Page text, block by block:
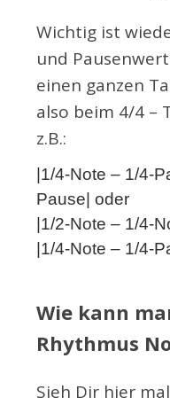
Wichtig ist
und
einen ganzen
also beim 4/4 –
z.B.:
|1/4-Note – 1/4-
Pause| oder
|1/2-Note – 1/4-
|1/4-Note – 1/4-
Wie kann
Rhythmus
Sieh Dir hier